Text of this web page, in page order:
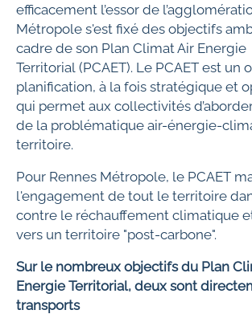
efficacement l’essor de
Métropole s'est fixé des objectifs
cadre de son Plan Climat Air Energie
Territorial (PCAET). Le PCAET est un
planification, à la fois stratégique et
qui permet aux collectivités
de la problématique air-énergie-
territoire.
Pour Rennes Métropole, le PCAET
l'engagement de tout le territoire
contre le réchauffement climatique
vers un territoire "post-carbone".
Sur le nombreux objectifs du Plan
Energie Territorial, deux sont
transports